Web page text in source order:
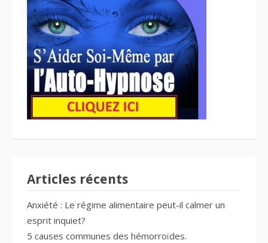
Articles récents
Anxiété : Le régime alimentaire peut-il calmer un
esprit inquiet?
5 causes communes des hémorroïdes.